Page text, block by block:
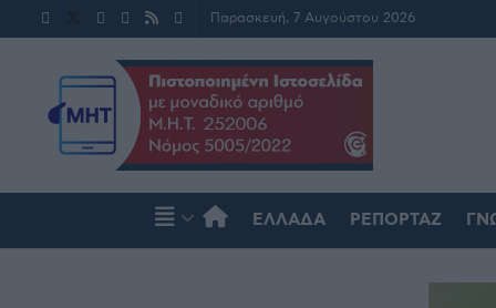
Παρασκευή, 7 Αυγούστου 2026
ΕΛΛΆΔΑ ΡΕΠΟΡΤΆΖ